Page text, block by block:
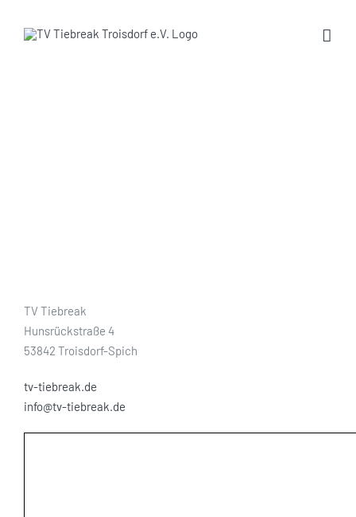
Inhalt
TV Tiebreak
Hunsrückstraße 4
53842 Troisdorf-Spich
tv-tiebreak.de
info@tv-tiebreak.de